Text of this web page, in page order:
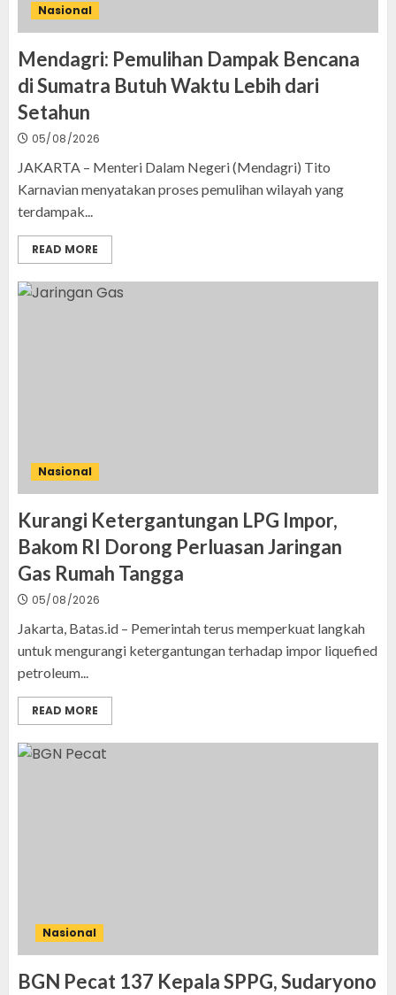
Nasional
Mendagri: Pemulihan Dampak Bencana
di Sumatra Butuh Waktu Lebih dari
Setahun
05/08/2026
JAKARTA – Menteri Dalam Negeri (Mendagri) Tito
Karnavian menyatakan proses pemulihan wilayah yang
terdampak...
READ MORE
Nasional
Kurangi Ketergantungan LPG Impor,
Bakom RI Dorong Perluasan Jaringan
Gas Rumah Tangga
05/08/2026
Jakarta, Batas.id – Pemerintah terus memperkuat langkah
untuk mengurangi ketergantungan terhadap impor liquefied
petroleum...
READ MORE
Nasional
BGN Pecat 137 Kepala SPPG, Sudaryono